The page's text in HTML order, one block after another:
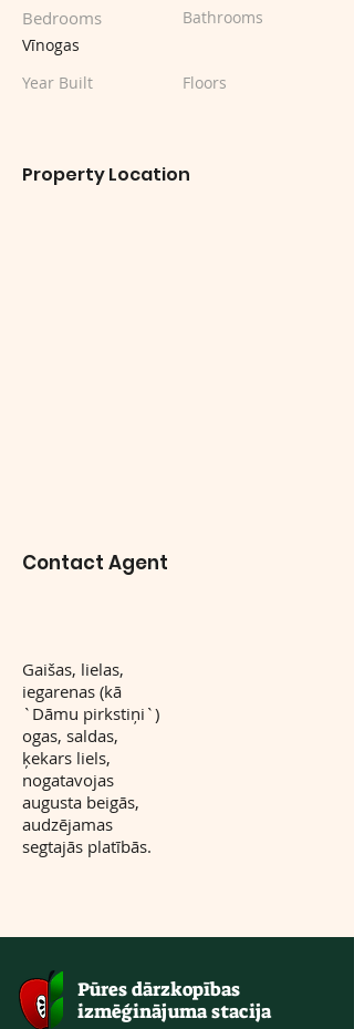
Bedrooms
Vīnogas
Year Built
Bathrooms
Floors
Property Location
Contact Agent
Gaišas, lielas,
iegarenas (kā
`Dāmu pirkstiņi`)
ogas, saldas,
ķekars liels,
nogatavojas
augusta beigās,
audzējamas
segtajās platībās.
Pūres dārzkopības
izmēģinājuma stacija